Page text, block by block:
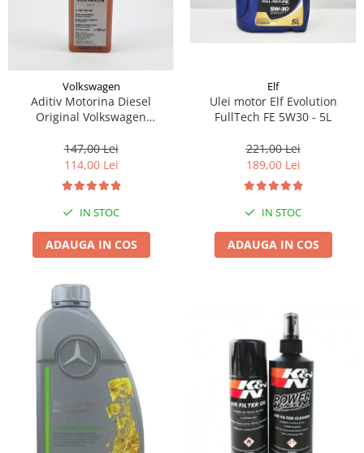
Volkswagen
Aditiv Motorina Diesel
Original Volkswagen
147,00 Lei
114,00 Lei
IN STOC
ADAUGA IN COS
Elf
Ulei motor Elf Evolution
FullTech FE 5W30 - 5L
221,00 Lei
189,00 Lei
IN STOC
ADAUGA IN COS